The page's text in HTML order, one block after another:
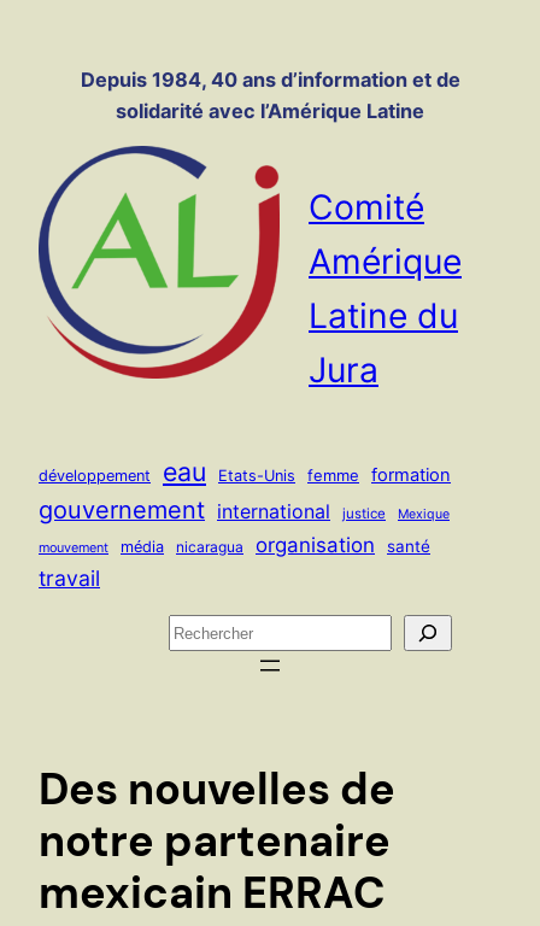
contenuDepuis 1984, 40 ans d’information et de
solidarité avec l’Amérique Latine
Comité
Amérique
Latine du
Jura
développement eau Etats-Unis femme formation
gouvernement international justice Mexique
mouvement média nicaragua organisation santé
travail
R
r
h
e
r
Des nouvelles de
notre partenaire
mexicain ERRAC